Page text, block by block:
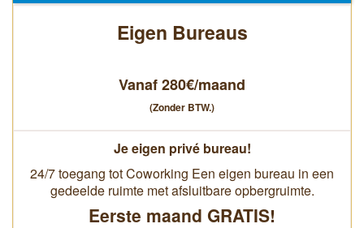
Eigen Bureaus
Vanaf 280€/maand
(Zonder BTW.)
Je eigen privé bureau!
24/7 toegang tot Coworking Een eigen bureau in een
gedeelde ruimte met afsluitbare opbergruimte.
Eerste maand GRATIS!